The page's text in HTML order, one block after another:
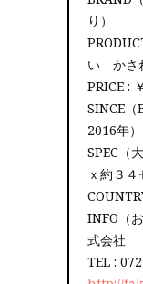
り）
い かさ
PRICE :
SINCE（
2016年）
SPEC（
ｘ約３４
INFO（
式会社
TEL :